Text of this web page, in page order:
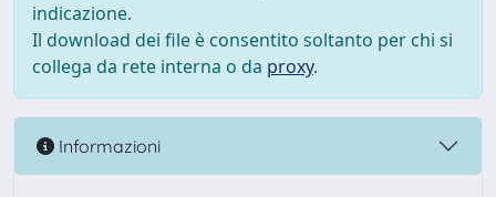
indicazione.
Il download dei file è consentito soltanto per chi si
collega da rete interna o da proxy.
Informazioni